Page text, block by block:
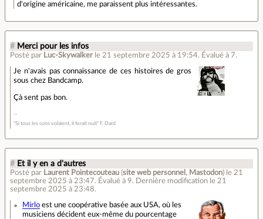
d'origine américaine, me paraissent plus intéressantes.
# Merci pour les infos
Posté par Luc-Skywalker le 21 septembre 2025 à 19:54. Évalué à 7.
Je n'avais pas connaissance de ces histoires de gros
sous chez Bandcamp.
Çà sent pas bon.
"Si tous les cons volaient, il ferait nuit" F. Dard
# Et il y en a d'autres
Posté par Laurent Pointecouteau (site web personnel , Mastodon) le 21
septembre 2025 à 23:47. Évalué à 9. Dernière modification le 21
septembre 2025 à 23:48.
Mirlo est une coopérative basée aux USA, où les
musiciens décident eux-même du pourcentage